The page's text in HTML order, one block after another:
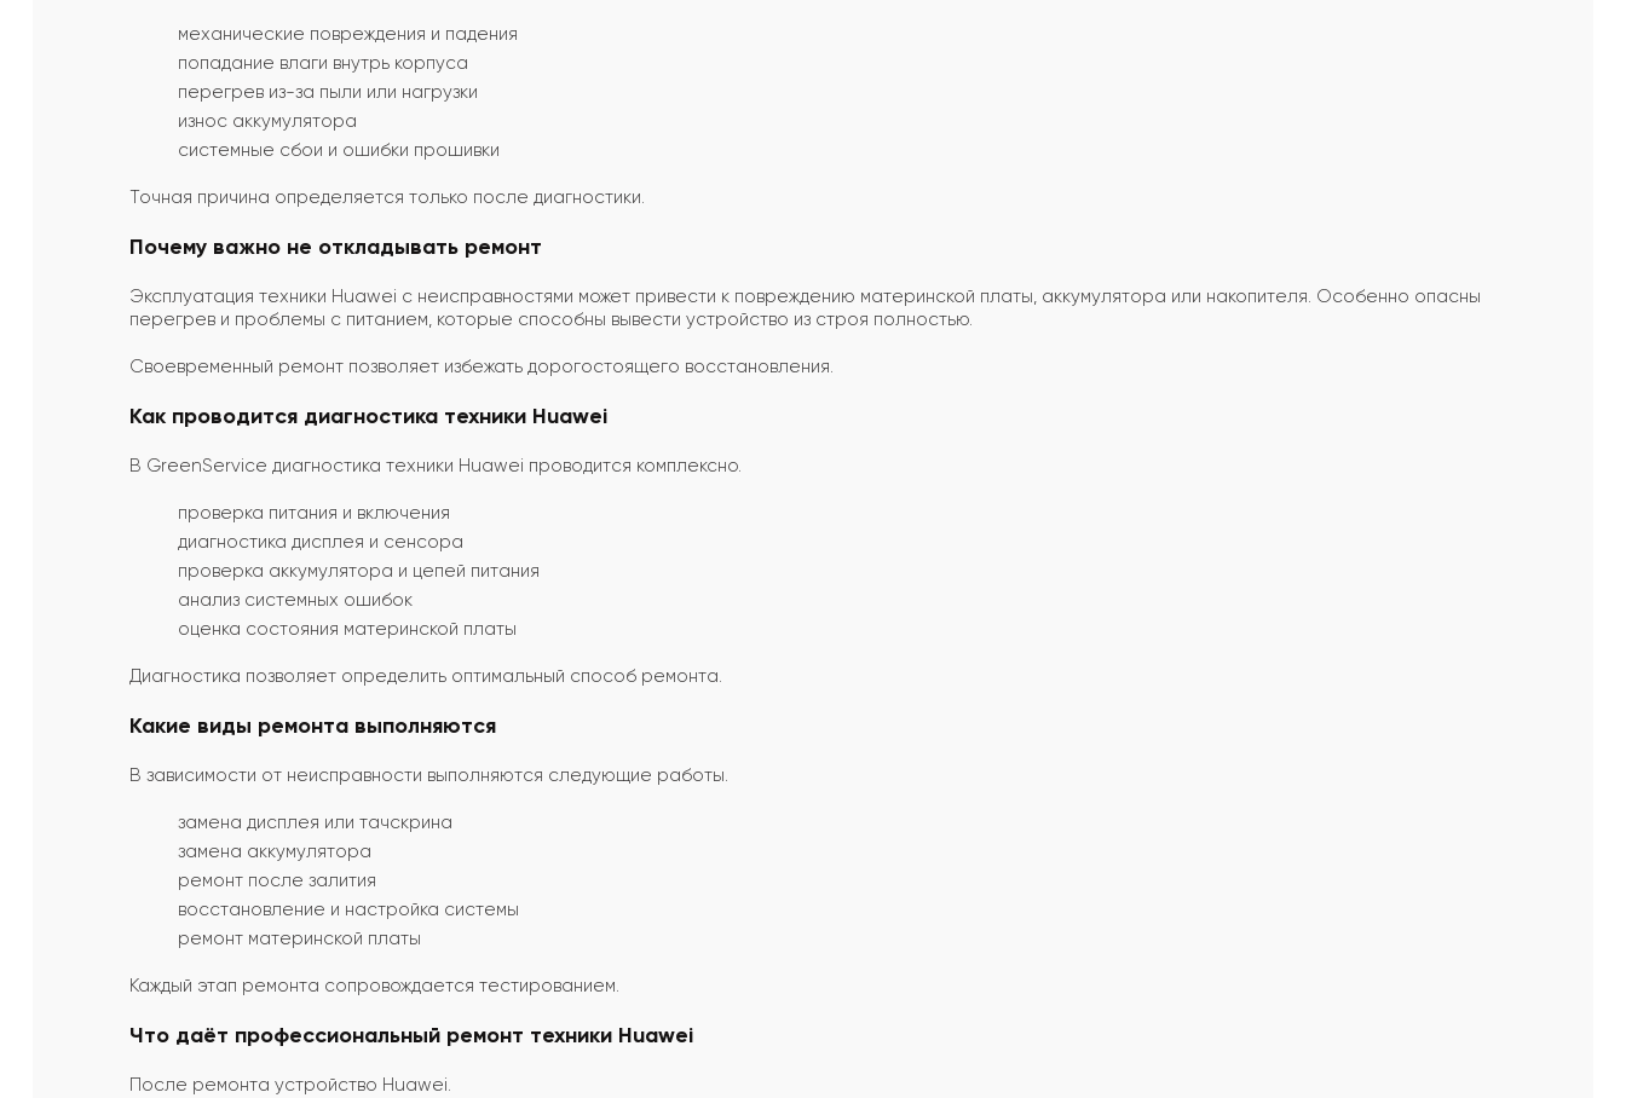
механические повреждения и падения
попадание влаги внутрь корпуса
перегрев из-за пыли или нагрузки
износ аккумулятора
системные сбои и ошибки прошивки
Точная причина определяется только после диагностики.
Почему важно не откладывать ремонт
Эксплуатация техники Huawei с неисправностями может привести к повреждению материнской платы, аккумулятора или накопителя. Особенно опасны
перегрев и проблемы с питанием, которые способны вывести устройство из строя полностью.
Своевременный ремонт позволяет избежать дорогостоящего восстановления.
Как проводится диагностика техники Huawei
В GreenService диагностика техники Huawei проводится комплексно.
проверка питания и включения
диагностика дисплея и сенсора
проверка аккумулятора и цепей питания
анализ системных ошибок
оценка состояния материнской платы
Диагностика позволяет определить оптимальный способ ремонта.
Какие виды ремонта выполняются
В зависимости от неисправности выполняются следующие работы.
замена дисплея или тачскрина
замена аккумулятора
ремонт после залития
восстановление и настройка системы
ремонт материнской платы
Каждый этап ремонта сопровождается тестированием.
Что даёт профессиональный ремонт техники Huawei
После ремонта устройство Huawei.